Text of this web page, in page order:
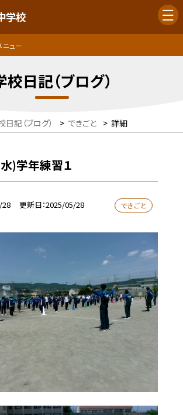
学校
ニュー
校日記（ブログ）
日記（ブログ） > できごと > 詳細
)学年練習１
28 更新日 2025/05/28 できごと